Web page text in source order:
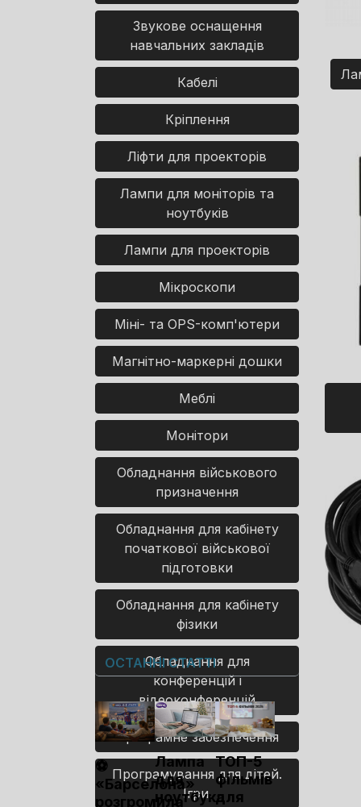
Звукове оснащення
навчальних закладів
Кабелі
Кріплення
Ліфти для проекторів
Лампи для моніторів та
ноутбуків
Лампи для проекторів
Мікроскопи
Міні- та OPS-комп'ютери
Магнітно-маркерні дошки
Меблі
Монітори
Обладнання військового
призначення
Обладнання для кабінету
початкової військової
підготовки
Обладнання для кабінету
фізики
Обладнання для
конференцій і
відеоконференцій
Програмне забезпечення
Програмування для дітей.
Ігри.
ОСТАННІ СТАТТІ
⚽
«Барселона»
розгромила
Лампа
для
ноутбука
ТОП-5
фільмів
для